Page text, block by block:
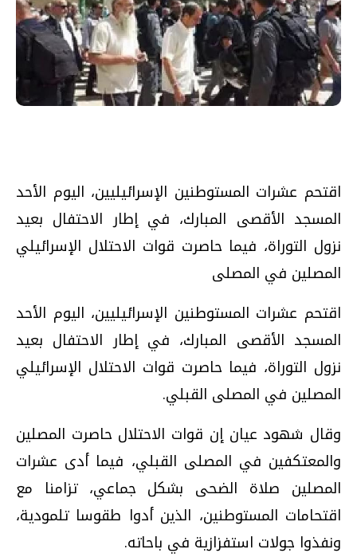
اقتحم عشرات المستوطنين الإسرائيليين، اليوم الأحد
المسجد الأقصى المبارك، في إطار الاحتفال بعيد
نزول التوراة، فيما حاصرت قوات الاحتلال الإسرائيلي
المصلين في المصلى
اقتحم عشرات المستوطنين الإسرائيليين، اليوم الأحد
المسجد الأقصى المبارك، في إطار الاحتفال بعيد
نزول التوراة، فيما حاصرت قوات الاحتلال الإسرائيلي
المصلين في المصلى القبلي.
وقال شهود عيان إن قوات الاحتلال حاصرت المصلين
والمعتكفين في المصلى القبلي، فيما أدى عشرات
المصلين صلاة الضحى بشكل جماعي، تزامنا مع
اقتحامات المستوطنين، الذين أدوا طقوسا تلمودية،
ونفذوا جولات استفزازية في باحاته.